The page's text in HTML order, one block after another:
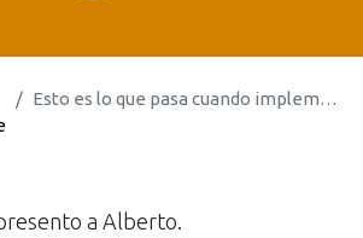
Esto es lo que pasa cuando implementas el ERP como un proyecto de tecnología
a Alberto.